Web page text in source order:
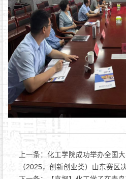
上一条： 化工学院成功举办全国
（2025，创新创业类）山东赛区